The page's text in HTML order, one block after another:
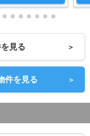
見る ＞
件を見る ＞